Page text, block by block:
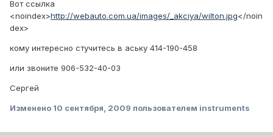
Вот ссылка
<noindex>http://webauto.com.ua/images/_akciya/wilton.jpg</noin
dex>
кому интересно стучитесь в аську 414-190-458
или звоните 906-532-40-03
Сергей
Изменено 10 сентября, 2009 пользователем instruments